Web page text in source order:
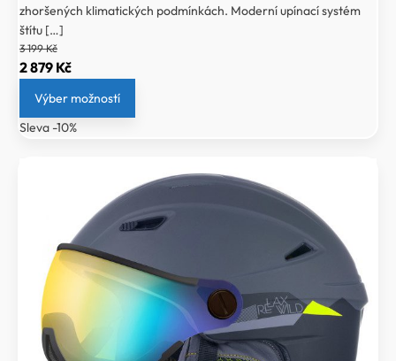
zhoršených klimatických podmínkách. Moderní upínací systém
štítu […]
3 199Kč
Původní
cena
byla:
3
2 879 KčAktuální
cena
2
Výber možností
Sleva -10%